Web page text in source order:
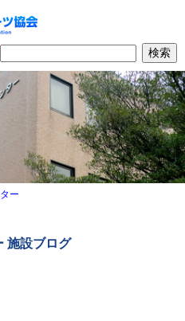
ー
施設ブログ